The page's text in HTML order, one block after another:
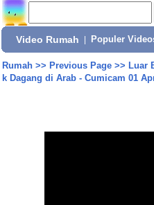
Video Rumah Populer
Rumah>> Previous Page>> Luar
k Dagang di Arab - Cumicam 01